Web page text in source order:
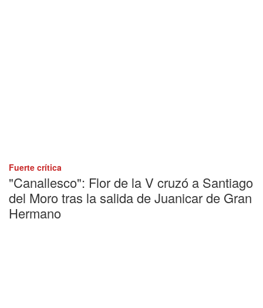
Fuerte crítica
"Canallesco": Flor de la V cruzó a Santiago
del Moro tras la salida de Juanicar de Gran
Hermano